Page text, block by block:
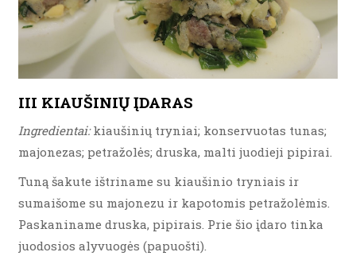
III KIAUŠINIŲ ĮDARAS
Ingredientai:kiaušinių tryniai; konservuotas tunas;
majonezas; petražolės; druska, malti juodieji pipirai.
Tuną šakute ištriname su kiaušinio tryniais ir
sumaišome su majonezu ir kapotomis petražolėmis.
Paskaniname druska, pipirais. Prie šio įdaro tinka
juodosios alyvuogės (papuošti).